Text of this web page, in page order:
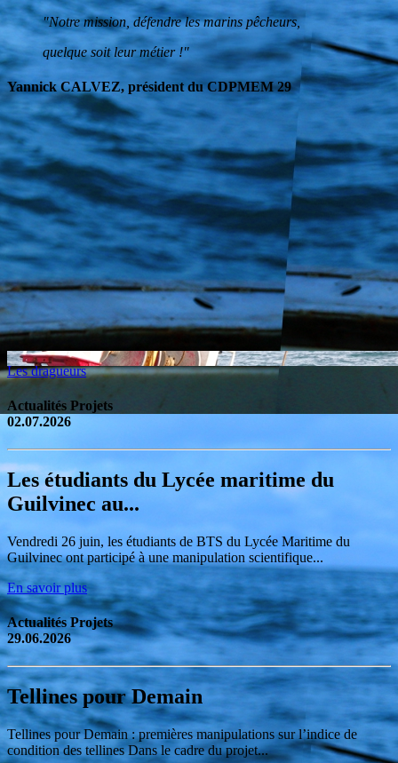
"Notre mission, défendre les marins pêcheurs,
quelque soit leur métier !"
Yannick CALVEZ, président du CDPMEM 29
Les dragueurs
Actualités Projets
02.07.2026
Les étudiants du Lycée maritime du
Guilvinec au...
Vendredi 26 juin, les étudiants de BTS du Lycée Maritime du
Guilvinec ont participé à une manipulation scientifique...
En savoir plus
Actualités Projets
29.06.2026
Tellines pour Demain
Tellines pour Demain : premières manipulations sur l’indice de
condition des tellines Dans le cadre du projet...